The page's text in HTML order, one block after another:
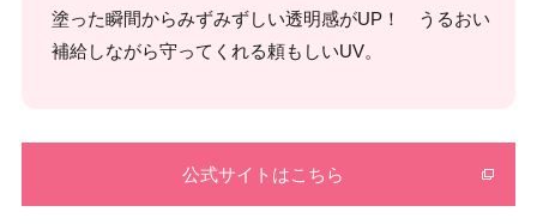
塗った瞬間からみずみずしい透明感がUP！ うるおい
補給しながら守ってくれる頼もしいUV。
公式サイトはこちら